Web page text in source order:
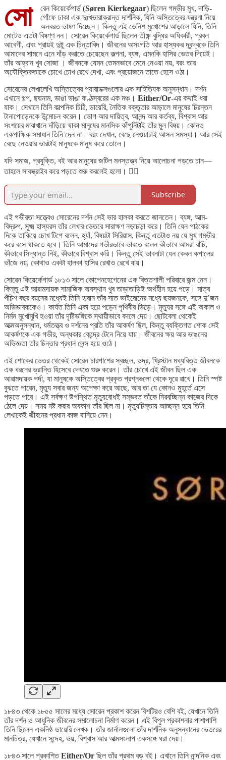
সো রেন কিয়ের্কেগার্ড (Søren Kierkegaar) ছিলেন গম্ভীর মুখ, দাড়ি-
গোঁফে ঢাকা এক দুঃখভারাক্রান্ত দার্শনিক, যিনি অস্তিত্বের যন্ত্রণা নিয়ে
অনবরত ভাষণ দিচ্ছেন। কিন্তু এই ডেনিশ মুখোশের আড়ালে যিনি, তিনি
মোটেও এতটা বিষণ্ণ নন। সোরেন কিয়ের্কেগার্ড ছিলেন তীক্ষ্ণ বুদ্ধির অধিকারী, প্রবল
আবেগী, এবং প্রায়ই দুষ্টু এক চিন্তাবিদ। জীবনের অসংগতি আর হাস্যকর দ্বন্দ্বকে তিনি
আমাদের সামনে এনে দাঁড় করাতে চেয়েছেন কল্পনা, ব্যঙ্গ, এমনকি হাসির ভেতর দিয়েই।
তাঁর আহ্বান খুব সোজা । জীবনকে যেমন তেমনভাবে মেনে নেওয়া নয়, বরং তার
অযৌক্তিকতাকে চোখে চোখ রেখে দেখা, এবং প্রয়োজনে তাতে হেসে ওঠা।
সোরেনের লেখালেখি অস্তিত্বের প্যারাডক্সগুলোর এক সাহিত্যিক অনুসন্ধান। দর্শন
এখানে গল্প, ছদ্মনাম, ভাঙা ভাঙা কণ্ঠস্বরের এক মঞ্চ। Either/Or-এর কথাই ধরা
যাক। সেখানে তিনি কাল্পনিক চিঠি, ডায়েরি, নৈতিক বক্তৃতার আড়ালে মানুষের চিরন্তন
টানাপোড়েনকে উন্মোচন করেন। ভোগ আর দায়িত্ব, আনন্দ আর কর্তব্য, বিশ্বাস আর
সংশয়ের মাঝখানে দাঁড়িয়ে থাকা মানুষের মানসিক কাঁপুনিটাই তাঁর মূল বিষয়। কোনও
একপাক্ষিক সমাধান তিনি দেন না। বরং দেখান, বেছে নেওয়াটাই আসল সমস্যা। আর সেই
বেছে নেওয়ার ভারটাই মানুষকে মানুষ করে তোলে।
যদি সমাজ, প্রযুক্তি, বই আর মানুষের জটিল মনস্তত্ত্ব নিয়ে আলোচনা পড়তে চান—
তাহলে সাবস্ক্রাইব করে পড়তে শুরু করলেই হলো। 👇🏻
Subscribe
এই গভীরতা সত্ত্বেও সোরেনের দর্শন সেই ভার হালকা করতে জানতেন। ব্যঙ্গ, আত্ম-
বিদ্রুপ, সূক্ষ্ম হাস্যরস তাঁর লেখার ভেতরে সারাক্ষণ নড়াচড়া করে। তিনি যেন পাঠকের
দিকে তাকিয়ে চোখ টিপে বলেন, হ্যাঁ, বিষয়টা সিরিয়াস, কিন্তু এতটাও নয় যে মুখ গম্ভীর
করে বসে থাকতে হবে। তিনি আমাদের গভীরভাবে ভাবতে বলেন কীভাবে আমরা বাঁচি,
কীভাবে সিদ্ধান্ত নিই, কীভাবে বিশ্বাস করি। কিন্তু সেই ভাবনাটা যেন কেবল কপালের
ভাঁজে নয়, কোথাও একটা হালকা হাসির রেখাও রেখে যায়।
সোরেন কিয়ের্কেগার্ড ১৮১৩ সালে কোপেনহেগেনের এক বিত্তশালী পরিবারে জন্ম নেন।
কিন্তু এই আরামদায়ক সামাজিক অবস্থান খুব তাড়াতাড়িই অর্থহীন হয়ে পড়ে। মাত্র
পঁচিশ বছর বয়সের মধ্যেই তিনি হারান তাঁর সাত ভাইবোনের মধ্যে ছয়জনকে, সঙ্গে দু’জন
অভিভাবককেও। কার্যত তিনি একা হয়ে পড়েন পৃথিবীর ভিড়ে। মৃত্যুর সঙ্গে এই অকাল ও
নির্মম মুখোমুখি হওয়া তাঁর দৃষ্টিভঙ্গিকে স্থায়ীভাবে বদলে দেয়। ছোটবেলা থেকেই
আত্মঅনুসন্ধান, ধর্মতত্ত্ব ও দর্শনের প্রতি তাঁর আকর্ষণ ছিল, কিন্তু ব্যক্তিগত শোক সেই
আকর্ষণকে এক গভীর, অন্ধকার কেন্দ্রে টেনে নিয়ে যায়। জীবনের ক্ষয় আর ভাঙনের
অভিজ্ঞতা তাঁর চিন্তার প্রধান লেন্স হয়ে ওঠে।
এই শোকের ভেতর থেকেই সোরেন চারপাশের স্বচ্ছল, ভদ্র, খ্রিস্টান মধ্যবিত্ত জীবনকে
এক ধরনের ভ্রান্তি হিসেবে দেখতে শুরু করেন। তাঁর চোখে এই জীবন ছিল এক
আরামদায়ক পর্দা, যা মানুষকে অস্তিত্বের প্রকৃত প্রশ্নগুলো থেকে দূরে রাখে। তিনি স্পষ্ট
বুঝতে পারেন, মৃত্যু সবার জন্য অপেক্ষা করে আছে, আর তা যে কোনও মুহূর্তে এসে
পড়তে পারে। এই সর্বক্ষণ উপস্থিত মৃত্যুবোধই সম্ভবত তাঁকে নিরবচ্ছিন্ন কাজের দিকে
ঠেলে দেয়। সময় নষ্ট করার অবকাশ তাঁর ছিল না। মৃত্যুচিন্তায় আচ্ছন্ন হয়ে তিনি
লেখাকেই জীবনের প্রধান কাজ বানিয়ে নেন।
১৮৪৩ থেকে ১৮৫৫ সালের মধ্যে সোরেন প্রকাশ করেন বিশটিরও বেশি বই, যেখানে তিনি
তাঁর দর্শন ও আধুনিক জীবনের সমালোচনা নির্মাণ করেন। এই বিপুল প্রকাশনার পাশাপাশি
তিনি ছিলেন একনিষ্ঠ ডায়েরি লেখক। তাঁর জার্নালগুলো তাঁর দার্শনিক অনুসন্ধানের ভেতরের
মানচিত্র, যেখানে সন্দেহ, ভয়, বিশ্বাস আর আত্মসংলাপ একসঙ্গে ধরা দেয়।
১৮৪৩ সালে প্রকাশিতEither/Or ছিল তাঁর প্রথম বড় বই। এখানে তিনি নান্দনিক এবং